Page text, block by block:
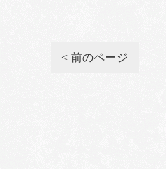
< 前のページ